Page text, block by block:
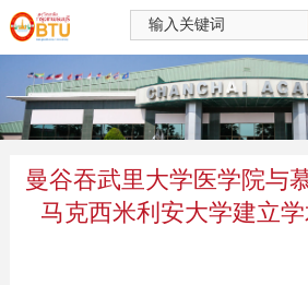
曼谷吞武里大学医学院与
马克西米利安大学建立